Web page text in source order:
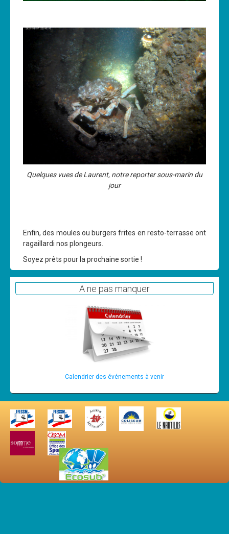
Quelques vues de Laurent, notre reporter sous-marin du
jour
Enfin, des moules ou burgers frites en resto-terrasse ont
ragaillardi nos plongeurs.
Soyez prêts pour la prochaine sortie !
A ne pas manquer
Calendrier des événements à venir